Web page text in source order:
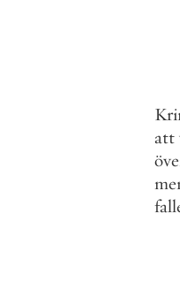
att